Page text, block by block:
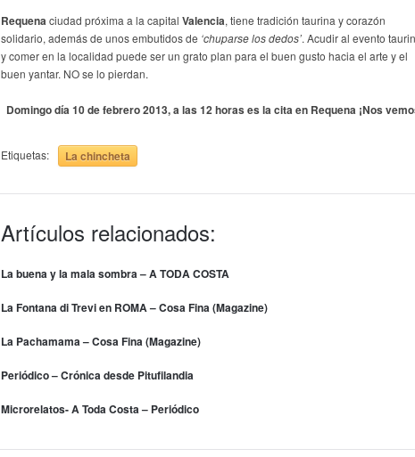
Requenaciudad próxima a la capital Valencia, tiene tradición taurina y corazón
solidario, además de unos embutidos de ‘chuparse los dedos’. Acudir al evento
y comer en la localidad puede ser un grato plan para el buen gusto hacia el arte y el
buen yantar. NO se lo pierdan.
Domingo día 10 de febrero 2013, a las 12 horas es la cita en Requena ¡Nos
Etiquetas: La chincheta
Artículos relacionados:
La buena y la mala sombra – A TODA COSTA
La Fontana di Trevi en ROMA – Cosa Fina (Magazine)
La Pachamama – Cosa Fina (Magazine)
Periódico – Crónica desde Pitufilandia
Microrelatos- A Toda Costa – Periódico